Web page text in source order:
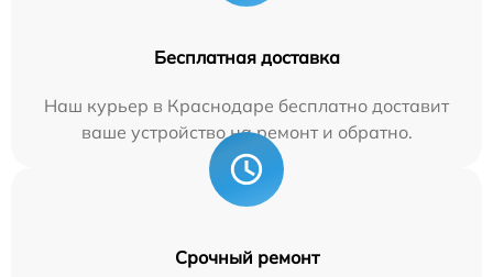
Бесплатная доставка
Наш курьер в Краснодаре бесплатно доставит
ваше устройство на ремонт и обратно.
Срочный ремонт